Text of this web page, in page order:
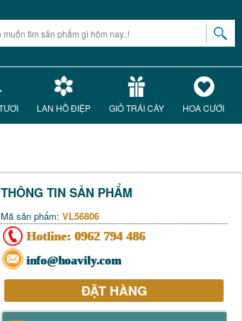
LAN HỒ ĐIỆP GIỎ TRÁI CÂY HOA CƯỚI
THÔNG TIN SẢN PHẨM
Mã sản phẩm: VL56806
Hotline: 0962 794 486
info@hoavily.com
ĐẶT HÀNG